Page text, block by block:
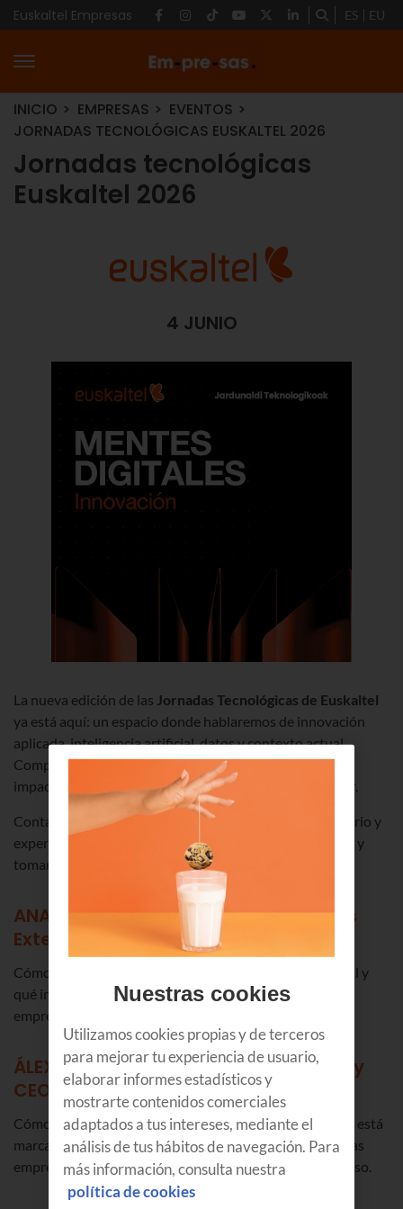
Euskaltel Empresas ES EU
INICIO EMPRESAS
EVENTOS
JORNADAS TECNOLÓGICAS EUSKALTEL 2026
Jornadas tecnológicas
Euskaltel 2026
4 JUNIO
La nueva edición de las Jornadas Tecnológicas de Euskaltel
ya está aquí: un espacio donde hablaremos de innovación
aplicada, inteligencia artificial, datos y contexto actual.
Compartiremos qué está cambiando en el sector, qué
impacto real tiene en las empresas vascas y cómo actuar.
Contaremos con expertos que aportarán su visión, criterio y
experiencia real, para entender mejor el contexto actual y
tomar mejores decisiones:
ANA PALACIO - Exministra de Asuntos
Exteriores de España
Cómo la tecnología está redefiniendo el equilibrio global y
qué implica este contexto geopolítico en las decisiones
empresariales.
ÁLEX RAYÓN – Experto en innovación y
CEO de Brain&Code
Cómo la innovación ha pasado de opcional a crítica, qué está
marcando el verdadero impacto hoy y qué diferencia a las
empresas que avanzan de las que se quedan en el discurso.
Nuestras cookies
Utilizamos cookies propias y de terceros
para mejorar tu experiencia de usuario,
elaborar informes estadísticos y
mostrarte contenidos comerciales
adaptados a tus intereses, mediante el
análisis de tus hábitos de navegación. Para
más información, consulta nuestra
política de cookies